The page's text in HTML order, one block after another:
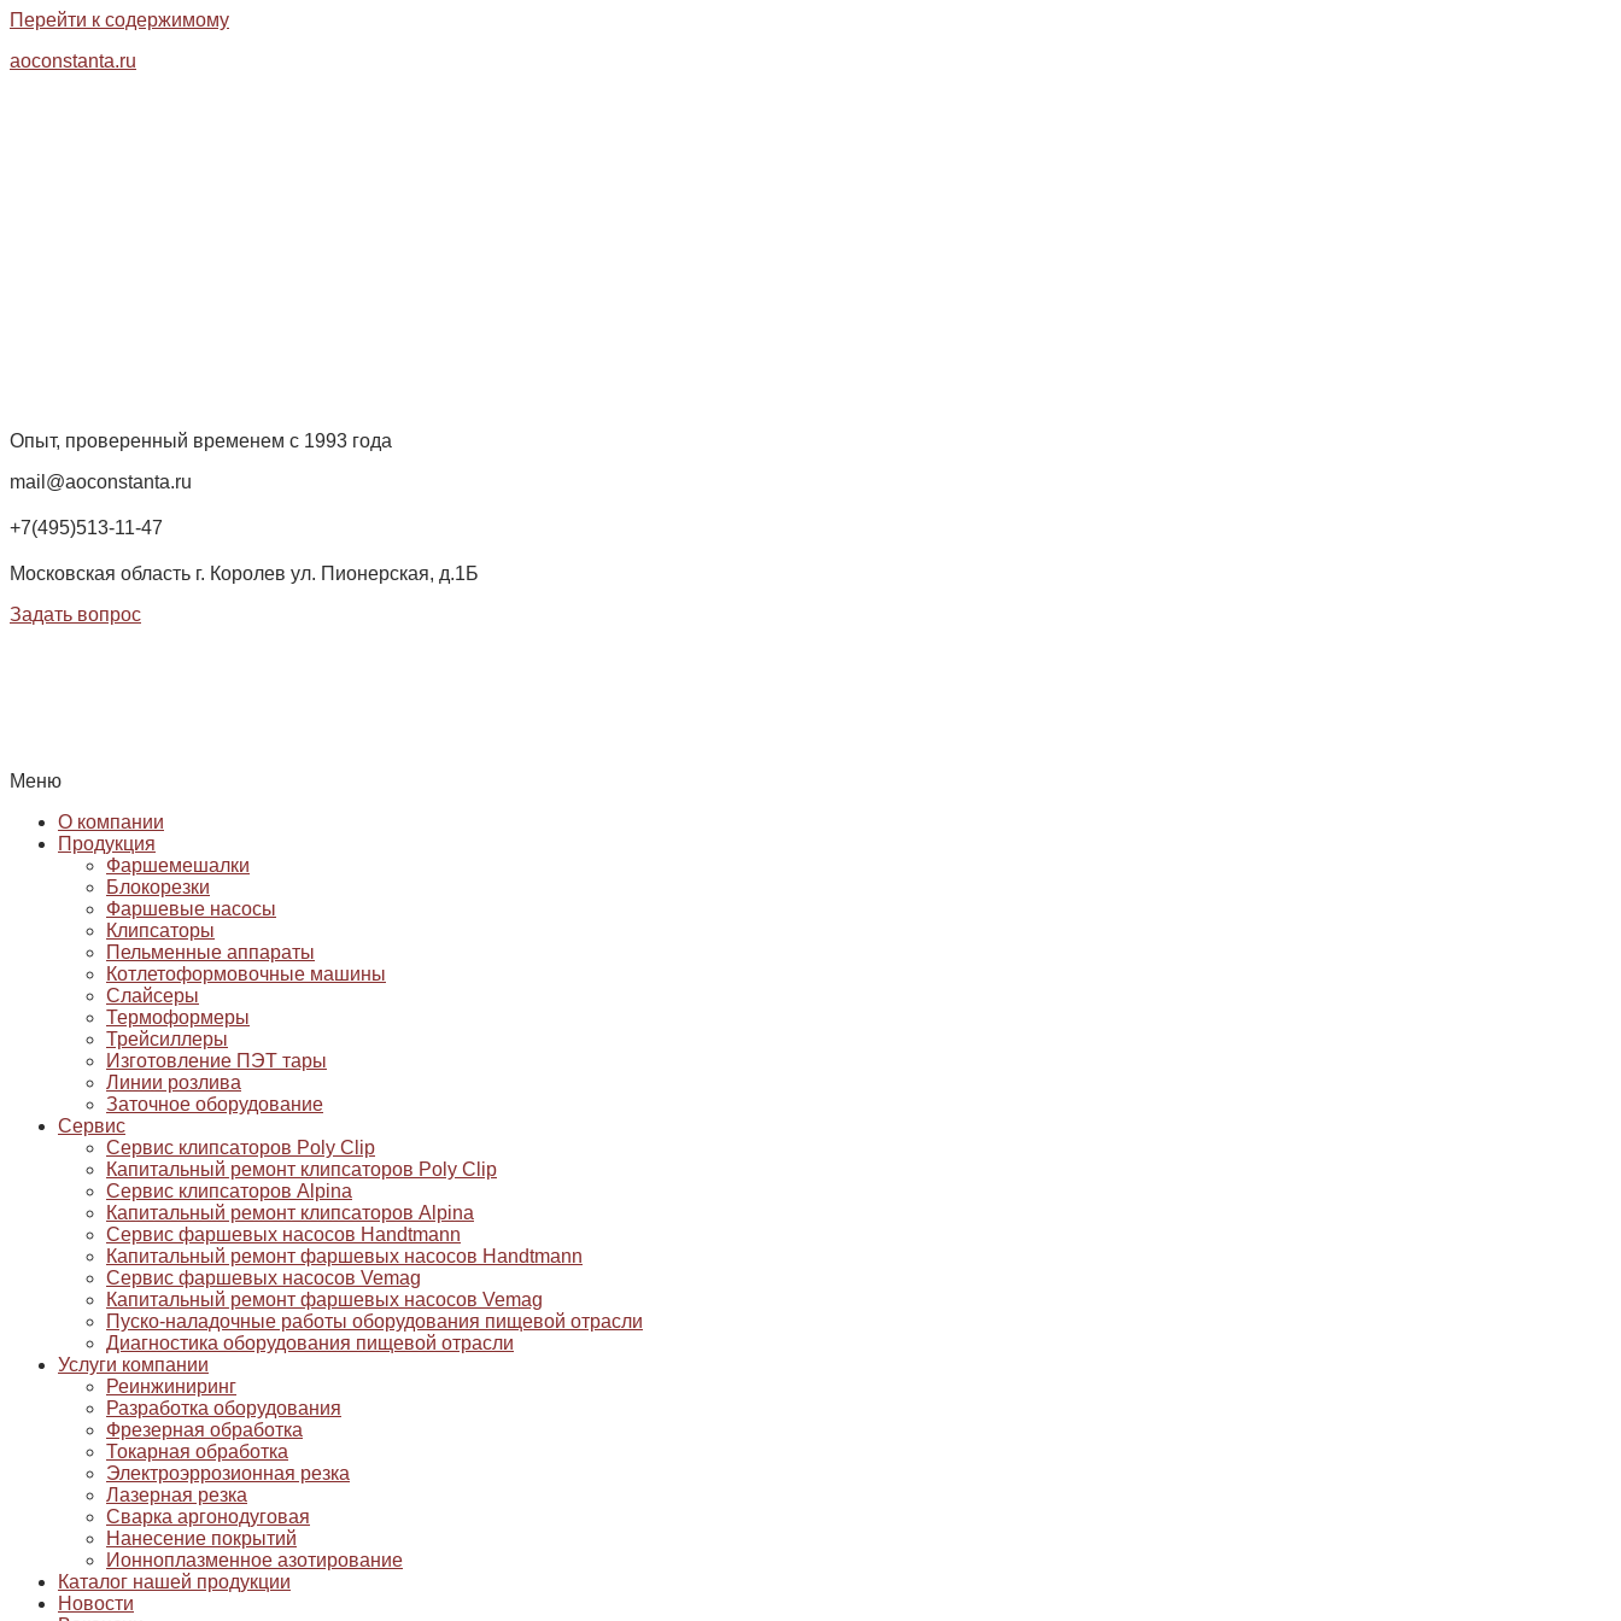
Перейти к содержимому
aoconstanta.ru
Опыт, проверенный временем с 1993 года
mail@aoconstanta.ru
+7(495)513-11-47
Московская область г. Королев ул. Пионерская, д.1Б
Задать вопрос
Меню
О компании
Продукция
Фаршемешалки
Блокорезки
Фаршевые насосы
Клипсаторы
Пельменные аппараты
Котлетоформовочные машины
Слайсеры
Термоформеры
Трейсиллеры
Изготовление ПЭТ тары
Линии розлива
Заточное оборудование
Сервис
Сервис клипсаторов Poly Clip
Капитальный ремонт клипсаторов Poly Clip
Сервис клипсаторов Alpina
Капитальный ремонт клипсаторов Alpina
Сервис фаршевых насосов Handtmann
Капитальный ремонт фаршевых насосов Handtmann
Сервис фаршевых насосов Vemag
Капитальный ремонт фаршевых насосов Vemag
Пуско-наладочные работы оборудования пищевой отрасли
Диагностика оборудования пищевой отрасли
Услуги компании
Реинжиниринг
Разработка оборудования
Фрезерная обработка
Токарная обработка
Электроэррозионная резка
Лазерная резка
Сварка аргонодуговая
Нанесение покрытий
Ионноплазменное азотирование
Каталог нашей продукции
Новости